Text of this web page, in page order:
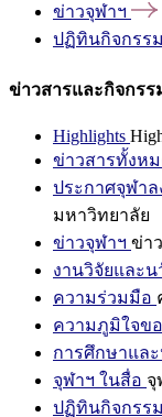
ข่าวจุฬาฯ
ปฏิทินกิจกรรม
ข่าวสารและกิจกรร
Highlights
ข่าวสารทั้งห
ประกาศจุฬา
มหาวิทยาลัย
ข่าวจุฬาฯ ข่า
งานวิจัยและน
ความร่วมมือ
ความภูมิใจข
การศึกษาแล
จุฬาฯ ในสื่อ จุ
ปฏิทินกิจกรรม